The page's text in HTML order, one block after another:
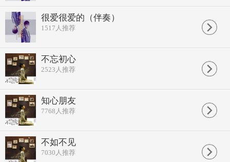
你就要去异国他乡转身以后就天各一方
这一幕离别场景每每回忆至此
都难以平静
相遇美如电影满心期待憧憬
那些褪色的梦和你清澈笑容
结局却发现是自作聪明
很爱很爱的（伴奏）
1517 人推荐
不忘初心
2523 人推荐
知心朋友
7768 人推荐
不如不见
7030 人推荐